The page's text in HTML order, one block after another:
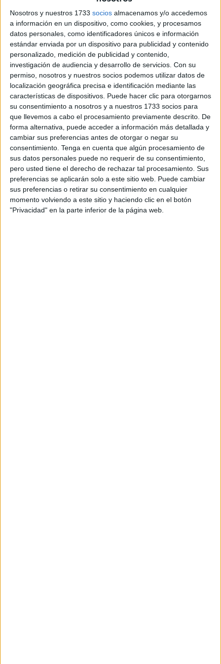
Nosotros y nuestros 1733 socios almacenamos y/o accedemos
a información en un dispositivo, como cookies, y procesamos
datos personales, como identificadores únicos e información
estándar enviada por un dispositivo para publicidad y contenido
personalizado, medición de publicidad y contenido,
investigación de audiencia y desarrollo de servicios. Con su
permiso, nosotros y nuestros socios podemos utilizar datos de
localización geográfica precisa e identificación mediante las
características de dispositivos. Puede hacer clic para otorgarnos
su consentimiento a nosotros y a nuestros 1733 socios para
que llevemos a cabo el procesamiento previamente descrito. De
forma alternativa, puede acceder a información más detallada y
cambiar sus preferencias antes de otorgar o negar su
consentimiento. Tenga en cuenta que algún procesamiento de
sus datos personales puede no requerir de su consentimiento,
pero usted tiene el derecho de rechazar tal procesamiento. Sus
preferencias se aplicarán solo a este sitio web. Puede cambiar
sus preferencias o retirar su consentimiento en cualquier
momento volviendo a este sitio y haciendo clic en el botón
"Privacidad" en la parte inferior de la página web.
representante ceutí, el barco ‘Centro Universitario San
Isidoro’ de Sergio Llorcadel CV Vendaval se clasificó en
el 18º puesto de la general y 8º en su clase ORC 3
El barco ganador, del armador Basilio Marquínez que tiene
como patrón y director de proyecto al onubense Nacho
Zalvide, ha sido el gran protagonista de la semana grande
de la vela decrucero en la bahía gaditana, sumando esta
nuevavictoriaa la conseguida hace dos días en la 29ª
Regata Juan de la Cosa.